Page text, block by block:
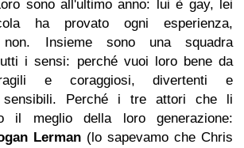
sono all'ultimo anno: lui è gay, lei
ha provato ogni esperienza,
Insieme sono una squadra
i sensi: perché vuoi loro bene da
e coraggiosi, divertenti e
sensibili. Perché i tre attori che li
il meglio della loro generazione:
Lerman (lo sapevamo che Chris